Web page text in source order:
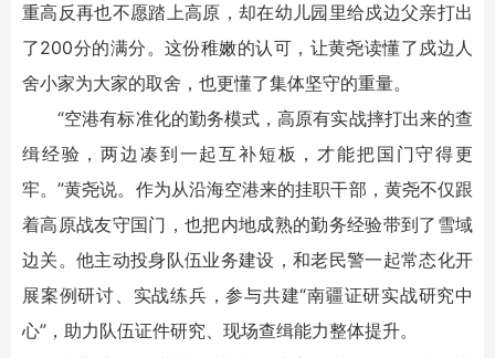
重高反再也不愿踏上高原，却在幼儿园里给戍边父亲打出
了200分的满分。这份稚嫩的认可，让黄尧读懂了戍边人
舍小家为大家的取舍，也更懂了集体坚守的重量。
“空港有标准化的勤务模式，高原有实战摔打出来的查
缉经验，两边凑到一起互补短板，才能把国门守得更
牢。”黄尧说。作为从沿海空港来的挂职干部，黄尧不仅跟
着高原战友守国门，也把内地成熟的勤务经验带到了雪域
边关。他主动投身队伍业务建设，和老民警一起常态化开
展案例研讨、实战练兵，参与共建“南疆证研实战研究中
心”，助力队伍证件研究、现场查缉能力整体提升。